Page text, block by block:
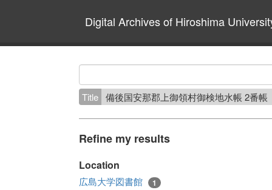
Digital Archives of Hiroshima
Title 備後国安那郡上御領村御検地水帳 2番帳
Refine my results
Location
広島大学図書館 1